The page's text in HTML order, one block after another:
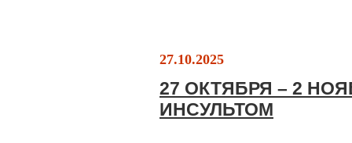
27.10.2025
27 ОКТЯБРЯ – 2
ИНСУЛЬТОМ